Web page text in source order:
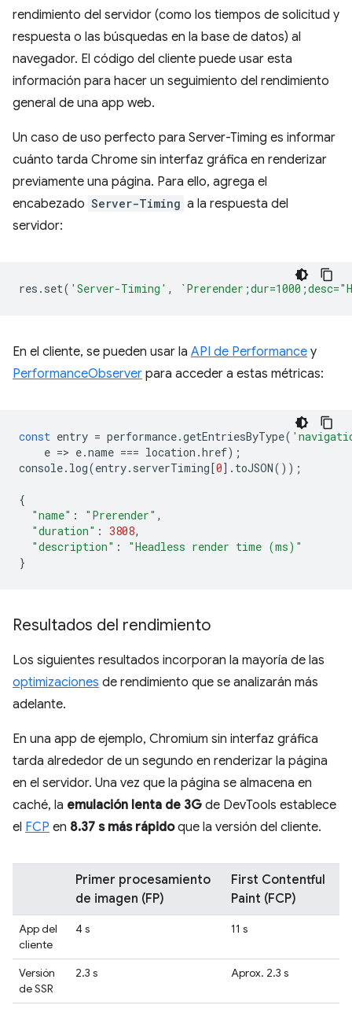
rendimiento del servidor (como los tiempos de solicitud y
respuesta o las búsquedas en la base de datos) al
navegador. El código del cliente puede usar esta
información para hacer un seguimiento del rendimiento
general de una app web.
Un caso de uso perfecto para Server-Timing es informar
cuánto tarda Chrome sin interfaz gráfica en renderizar
previamente una página. Para ello, agrega el
encabezado Server-Timing a la respuesta del
servidor:
res . set( 'Server-Timing' ,
En el cliente, se pueden usar la API de Performance y
PerformanceObserver para acceder a estas métricas:
const entry = performance.getEntriesByType(
e => e.name === location .href);
console. log(entry. serverTiming[0]. toJSON());
{
"name" : "Prerender" ,
"duration" : 3808,
"description" :
"Headless render time (ms)"
}
Resultados del rendimiento
Los siguientes resultados incorporan la mayoría de las
optimizaciones de rendimiento que se analizarán más
adelante.
En una app de ejemplo, Chromium sin interfaz gráfica
tarda alrededor de un segundo en renderizar la página
en el servidor. Una vez que la página se almacena en
caché, la emulación lenta de 3G de DevTools establece
el FCP en 8.37 s más rápidoque la versión del cliente.
Primer procesamiento
de imagen (FP)
First Contentful
Paint (FCP)
App del
cliente
4 s 11 s
Versión
de SSR
2.3 s Aprox. 2.3 s